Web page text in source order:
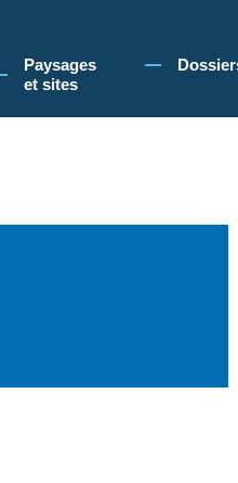
de cookies pour vous
Paysages
et sites